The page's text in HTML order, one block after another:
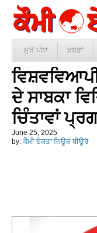
ਮੁਖੱ ਪੰਨਾ ਖ਼ਬਰਾਂ
ਦੇ ਸਾਬਕਾ
ਚਿੰਤਾਵਾਂ
June 25, 2025
by: ਕੌਮੀ ਏਕਤਾ ਨਿਊਜ਼ ਬੀਊਰੋ